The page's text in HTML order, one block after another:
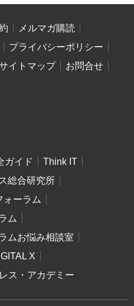
メルマガ購読
プライバシーポリシー
イトマップ
お問合せ
ガイド
Think IT
総合研究所
ォーラム
ム
ムお悩み相談室
X
ス・アカデミー